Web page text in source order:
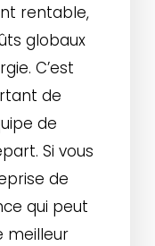
rentable,
globaux
C’est
de
de
Si vous
de
qui peut
meilleur